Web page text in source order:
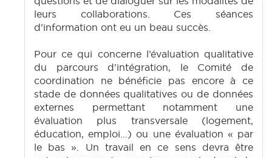
leurs collaborations. Ces séances
d’information ont eu un beau succès.
Pour ce qui concerne l’évaluation qualitative
du parcours d’intégration, le Comité de
coordination ne bénéficie pas encore à ce
stade de données qualitatives ou de données
externes permettant notamment une
évaluation plus transversale (logement,
éducation, emploi…) ou une évaluation « par
le bas ». Un travail en ce sens devra être